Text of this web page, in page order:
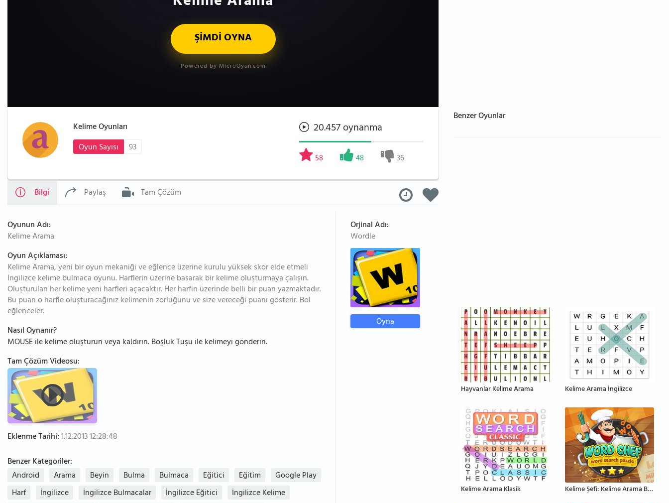
ŞİMDİ OYNA
Powered by MicroOyun.com
Kelime Oyunları
Oyun Sayısı
93
20.457 oynanma
58 48 36
Bilgi Paylaş Tam Çözüm
Oyunun Adı:
Kelime Arama
Oyun Açıklaması:
Kelime Arama, yeni bir oyun mekaniği ve eğlence üzerine kurulu yüksek skor elde etmeli
İngilizce kelime bulmaca oyunu. Harflerin üzerine basarak bir kelime oluşturmaya çalışın.
Oluşturulan her kelime yeni harfleri açacaktır. Her harfin üzerinde belli bir puan yazmaktadır.
Bu puan o harfle oluşturacağınız kelimenin zorluğunu ve size vereceği puanı gösterir. Bol
eğlenceler.
Nasıl Oynanır?
MOUSE ile kelime oluşturun veya kaldırın. Boşluk Tuşu ile kelimeyi gönderin.
Tam Çözüm Videosu:
Eklenme Tarihi:1.12.2013 12:28:48
Benzer Kategoriler:
Android
Arama Beyin Bulma Bulmaca Eğitici Eğitim
Google Play
Harf
İngilizce İngilizce Bulmacalar İngilizce Eğitici
İngilizce Kelime
Orjinal Adı:
Wordle
Oyna
Benzer Oyunlar
Hayvanlar Kelime Arama Kelime Arama İngilizce
Kelime Arama Klasik Kelime Şefi: Kelime Arama Bulmacası